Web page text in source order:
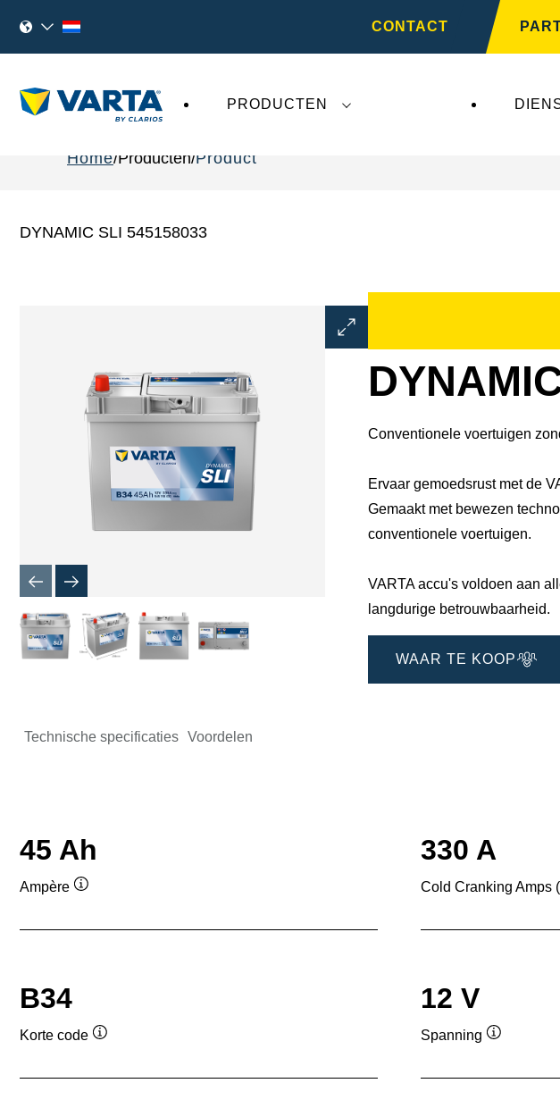
CONTACT
PRODUCTEN
Home Producten Product
DYNAMIC SLI 545158033
Dialoogvenster
Afbeelding
Conventionele voertuigen
Ervaar gemoedsrust met de
Gemaakt met bewezen
conventionele voertuigen.
VARTA accu's voldoen aan
langdurige betrouwbaarheid.
WAAR TE KOOP
Technische specificaties Voordelen
45 Ah
Ampère
de
330 A
Cold Cranking Amps
B34
Korte code
de
12 V
Spanning
de